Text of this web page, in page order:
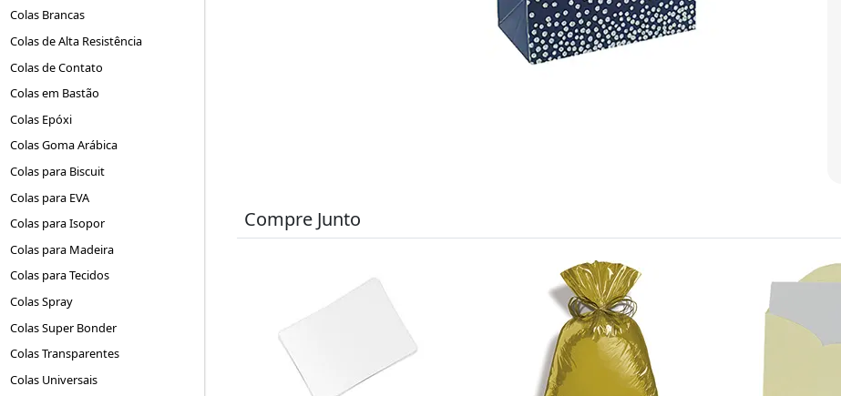
Colas Brancas
Colas de Alta Resistência
Colas de Contato
Colas em Bastão
Colas Epóxi
Colas Goma Arábica
Colas para Biscuit
Colas para EVA
Colas para Isopor
Colas para Madeira
Colas para Tecidos
Colas Spray
Colas Super Bonder
Colas Transparentes
Colas Universais
Compre Junto